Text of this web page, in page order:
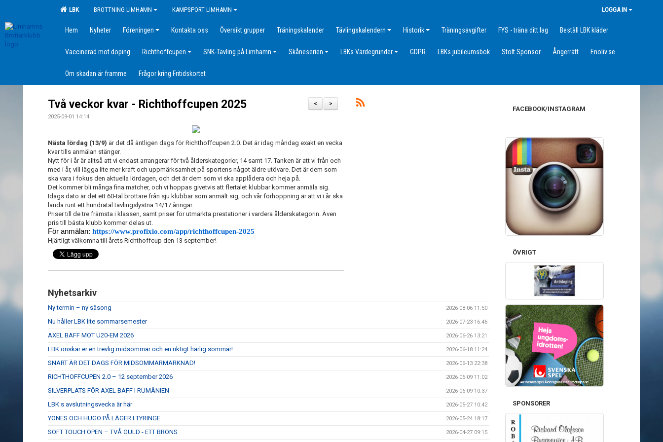
LBK BROTTNING LIMHAMN KAMPSPORT LIMHAMN LOGGA IN
Hem Nyheter Föreningen Kontakta oss Översikt grupper Träningskalender Tävlingskalendern Historik Träningsavgifter FYS - träna ditt lag Beställ LBK kläder
Vaccinerad mot doping Richthoffcupen SNK-Tävling på Limhamn Skåneserien LBKs Värdegrunder GDPR LBKs jubileumsbok Stolt Sponsor Ångerrätt Enoliv.se
Om skadan är framme Frågor kring Fritidskortet
>
<
Två veckor kvar - Richthoffcupen 2025
2025-09-01 14:14
Nästa lördag (13/9) är det då äntligen dags för Richthoffcupen 2.0. Det är idag måndag exakt en vecka
kvar tills anmälan stänger.
Nytt för i år är alltså att vi endast arrangerar för två ålderskategorier, 14 samt 17. Tanken är att vi från och
med i år, vill lägga lite mer kraft och uppmärksamhet på sportens något äldre utövare. Det är dem som
ska vara i fokus den aktuella lördagen, och det är dem som vi ska applådera och heja på.
Det kommer bli många fina matcher, och vi hoppas givetvis att flertalet klubbar kommer anmäla sig.
Idags dato är det ett 60-tal brottare från sju klubbar som anmält sig, och vår förhoppning är att vi i år ska
landa runt ett hundratal tävlingslystna 14/17 åringar.
Priser till de tre främsta i klassen, samt priser för utmärkta prestationer i vardera ålderskategorin. Även
pris till bästa klubb kommer delas ut.
För anmälan: https://www.profixio.com/app/richthoffcupen-2025
Hjärtligt välkomna till årets Richthoffcup den 13 september!
Nyhetsarkiv
Ny termin – ny säsong 2026-08-06 11:50
Nu håller LBK lite sommarsemester 2026-07-23 16:46
AXEL BAFF MOT U20-EM 2026 2026-06-26 13:21
LBK önskar er en trevlig midsommar och en riktigt härlig sommar! 2026-06-18 11:24
SNART ÄR DET DAGS FÖR MIDSOMMARMARKNAD! 2026-06-13 22:38
RICHTHOFFCUPEN 2.0 – 12 september 2026 2026-06-09 11:02
SILVERPLATS FÖR AXEL BAFF I RUMÄNIEN 2026-06-09 10:37
LBK:s avslutningsvecka är här 2026-05-27 10:42
YONES OCH HUGO PÅ LÄGER I TYRINGE 2026-05-24 18:17
SOFT TOUCH OPEN – TVÅ GULD - ETT BRONS 2026-04-27 09:15
FACEBOOK/INSTAGRAM
ÖVRIGT
SPONSORER